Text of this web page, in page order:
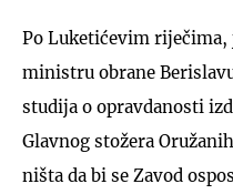
Po Luketićevim riječima,
ministru obrane
studija o opravdanosti
Glavnog stožera
ništa da bi se Zavod